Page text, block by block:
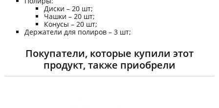
Диски – 20 шт;
Чашки – 20 шт;
Конусы – 20 шт;
Держатели для полиров – 3 шт;
Покупатели, которые купили этот
продукт, также приобрели